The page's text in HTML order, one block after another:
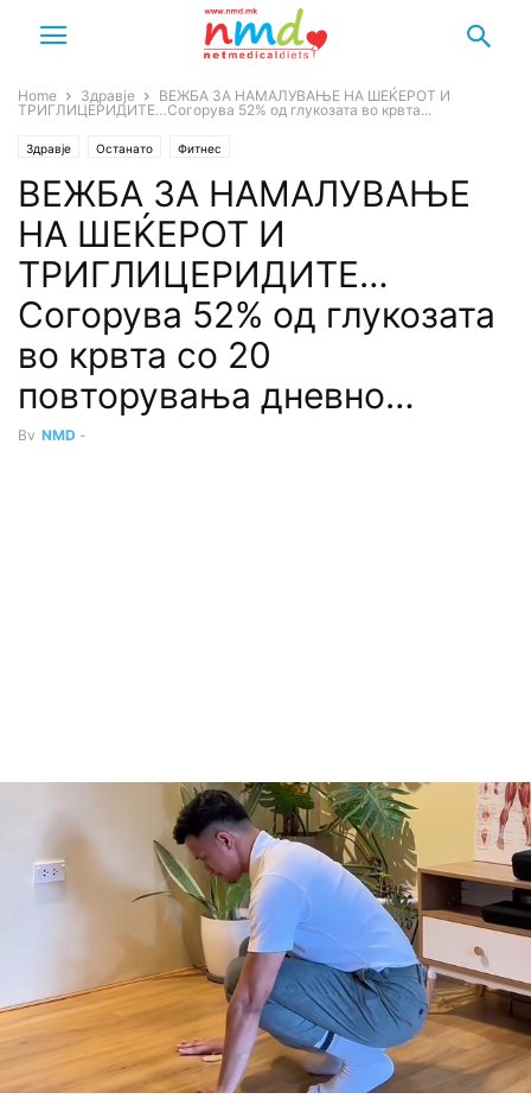
Home Здравје
ВЕЖБА ЗА НАМАЛУВАЊЕ НА ШЕЌЕРОТ И
ТРИГЛИЦЕРИДИТЕ…Согорува 52% од глукозата во крвта...
Здравје Останато Фитнес
ВЕЖБА ЗА НАМАЛУВАЊЕ
НА ШЕЌЕРОТ И
ТРИГЛИЦЕРИДИТЕ…
Согорува 52% од глукозата
во крвта со 20
повторувања дневно…
By NMD -